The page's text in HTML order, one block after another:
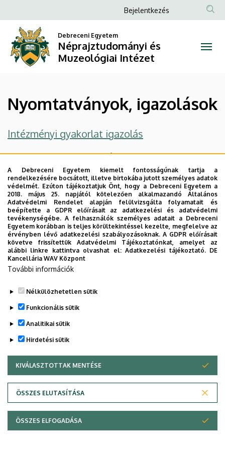
Nyomtatványok,
igazolások
Néprajztudományi
Muzeológiai
Intézet
a
tartalomra
Anonim
fiók
menüje
Bejelentkezés
Debreceni Egyetem
Néprajztudományi és
Muzeológiai Intézet
Nyomtatványok, igazolások
Intézményi gyakorlat igazolás
Terepgyakorlat igazolás
Legutóbbi frissítés: 2025. 05. 16. 13:30
Adatvédelem
Szerzői jog © 2026 Unideb
A Debreceni Egyetem kiemelt fontosságúnak tartja a
rendelkezésére bocsátott, illetve birtokába jutott személyes adatok
védelmét. Ezúton tájékoztatjuk Önt, hogy a Debreceni Egyetem a
2018. május 25. napjától kötelezően alkalmazandó Általános
Adatvédelmi Rendelet alapján felülvizsgálta folyamatait és
beépítette a GDPR előírásait az adatkezelési és adatvédelmi
tevékenységébe. A felhasználók személyes adatait a Debreceni
Egyetem korábban is teljes körültekintéssel kezelte, megfelelve az
érvényben lévő adatkezelési szabályozásoknak. A GDPR előírásait
követve frissítettük Adatvédelmi Tájékoztatónkat, amelyet az
alábbi linkre kattintva olvashat el:Adatkezelési tájékoztató. DE
Kancellária WAV Központ
További információk
Nélkülözhetetlen sütik
Funkcionális sütik
Analitikai sütik
Hirdetési sütik
KIVÁLASZTOTTAK MENTÉSE
ÖSSZES ELUTASÍTÁSA
WITHDRAW CONSENT
ÖSSZES ELFOGADÁSA